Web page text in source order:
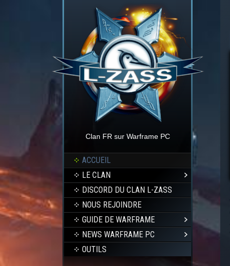
Clan FR sur Warframe PC
ACCUEIL
LE CLAN
DISCORD DU CLAN L-ZASS
NOUS REJOINDRE
GUIDE DE WARFRAME
NEWS WARFRAME PC
OUTILS